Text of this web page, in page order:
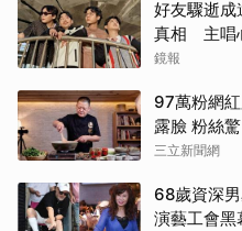
好友驟逝成
真相 主唱
鏡報
97萬粉網
露臉 粉絲
三立新聞網
68歲資深
演藝工會